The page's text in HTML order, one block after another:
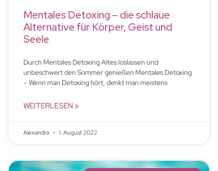
Mentales Detoxing – die schlaue
Alternative für Körper, Geist und
Seele
Durch Mentales Detoxing Altes loslassen und
unbeschwert den Sommer genießen Mentales Detoxing
– Wenn man Detoxing hört, denkt man meistens
WEITERLESEN »
Alexandra 1. August 2022